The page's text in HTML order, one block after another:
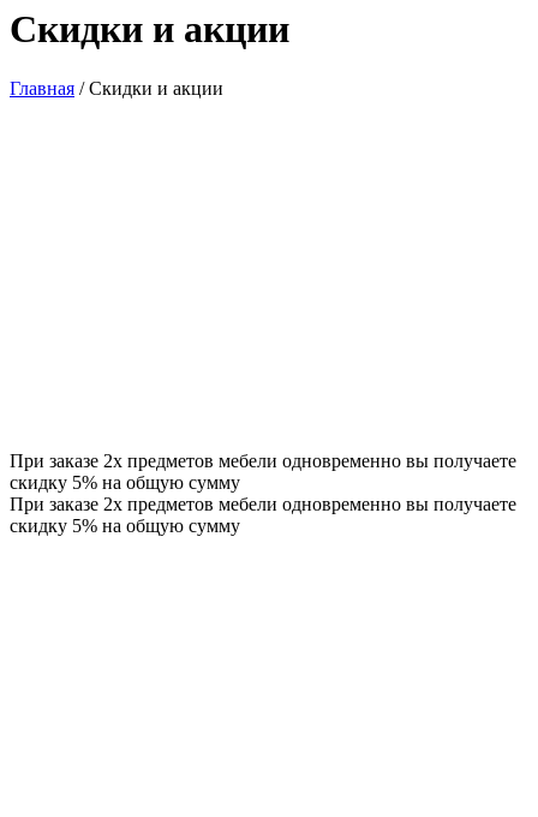
Скидки и акции
Главная /Скидки и акции
При заказе 2х предметов мебели одновременно вы получаете
скидку 5% на общую сумму
При заказе 2х предметов мебели одновременно вы получаете
скидку 5% на общую сумму